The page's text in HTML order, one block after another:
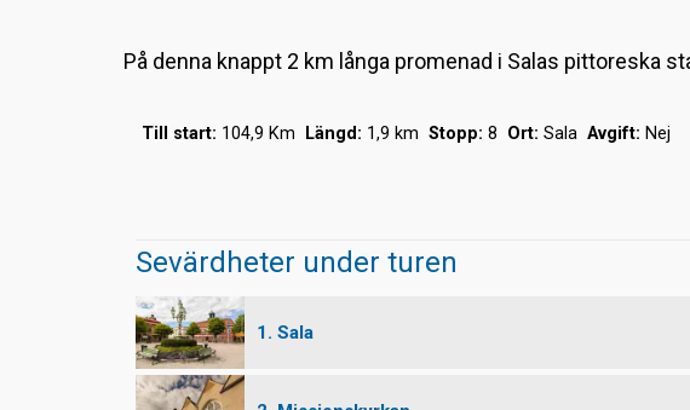
På denna knappt 2 km långa promenad i Salas pittoreska
Till start: 104,9 Km Längd: 1,9 km Stopp: 8 Ort: Sala Avgift: Nej
Sevärdheter under turen
1. Sala